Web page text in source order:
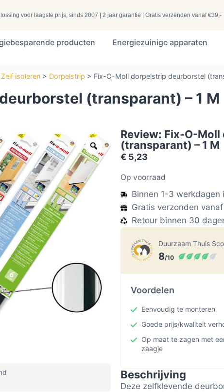
voor laagste prijs, sinds 2007 | 2 jaar garantie | Gratis verzenden vanaf €39,-
producten Energiezuinige apparaten
Zelf isoleren > Dorpelstrip > Fix-O-Moll dorpelstrip deurborstel
(transparant) – 1 M
Review: Fix-O-
(transparant) – 1 M
€ 5,23
Op voorraad
Binnen 1-3 werkdagen
Gratis verzonden
Retour binnen 30
Duurzaam Thuis
8/10
Voordelen
Eenvoudig te monteren
Goede prijs/kwaliteit
Op maat te zagen met
zaagje
Beschrijving
Deze zelfklevende